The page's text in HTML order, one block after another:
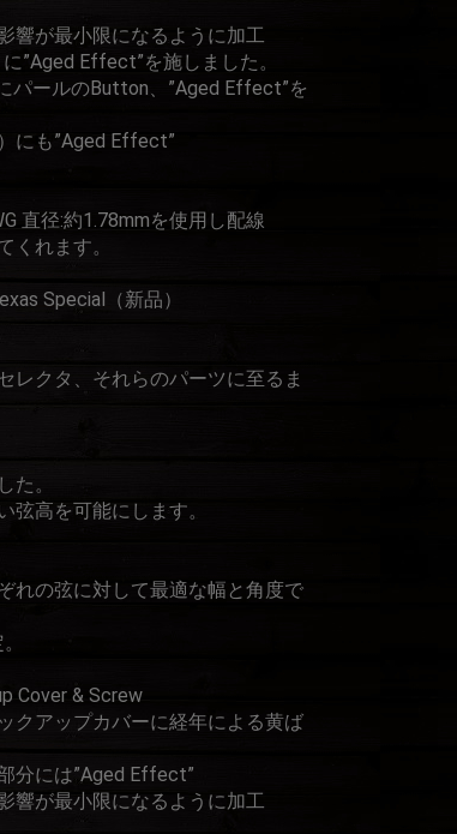
響が最小限になるように加工
”Aged Effect”を施しました。
パールのButton、”Aged Effect”を
にも”Aged Effect”
直径:約1.78mmを使用し配線
くれます。
Special（新品）
レクタ、それらのパーツに至るま
た。
弦高を可能にします。
れの弦に対して最適な幅と角度で
Cover & Screw
クアップカバーに経年による黄ば
分には”Aged Effect”
響が最小限になるように加工